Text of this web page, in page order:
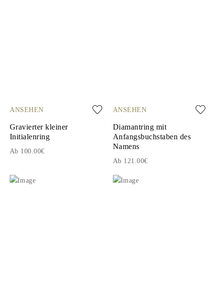
ANSEHEN
Gravierter kleiner
Initialenring
Ab 100.00€
ANSEHEN
Diamantring mit
Anfangsbuchstaben des
Namens
Ab 121.00€